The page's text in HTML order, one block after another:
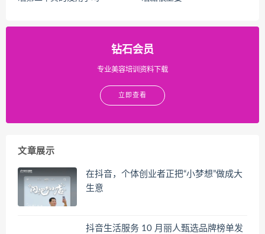
钻石会员
专业美容培训资料下载
立即查看
文章展示
在抖音，个体创业者正把“小梦想”做成大
生意
抖音生活服务 10 月丽人甄选品牌榜单发